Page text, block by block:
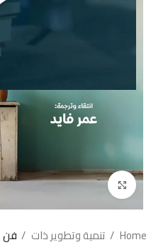
إضغط للتكبير
Home تنمية وتطوير ذات فن